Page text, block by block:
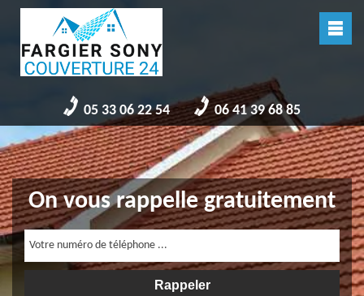
05 33 06 22 54 06 41 39 68 85
On vous rappelle gratuitement